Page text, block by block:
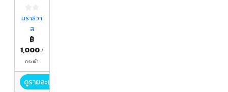
หยีบูโด
น้ำผึ้งบู
โด ชุด
กลาง
นราธิวา
ส
฿
1,000/
กระเช้า
ดูรายละเอียด